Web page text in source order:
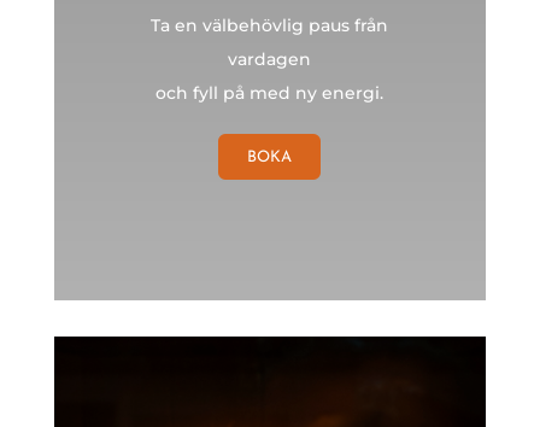
Ta en välbehövlig paus från
vardagen
och fyll på med ny energi.
BOKA